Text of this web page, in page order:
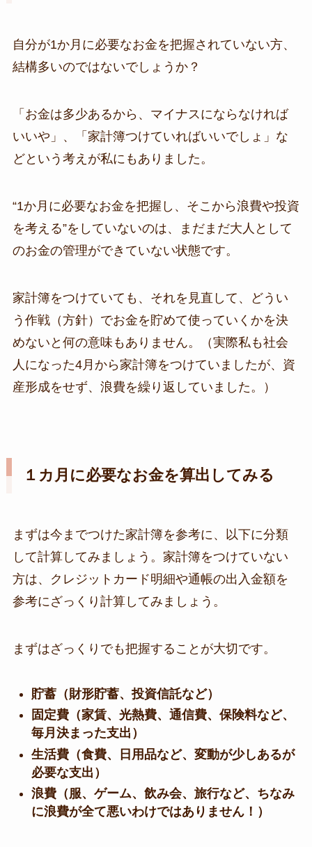
自分が1か月に必要なお金を把握されていない方、
結構多いのではないでしょうか？
「お金は多少あるから、マイナスにならなければ
いいや」、「家計簿つけていればいいでしょ」な
どという考えが私にもありました。
“1か月に必要なお金を把握し、そこから浪費や投資
を考える”をしていないのは、まだまだ大人として
のお金の管理ができていない状態です。
家計簿をつけていても、それを見直して、どうい
う作戦（方針）でお金を貯めて使っていくかを決
めないと何の意味もありません。（実際私も社会
人になった4月から家計簿をつけていましたが、資
産形成をせず、浪費を繰り返していました。）
１カ月に必要なお金を算出してみる
まずは今までつけた家計簿を参考に、以下に分類
して計算してみましょう。家計簿をつけていない
方は、クレジットカード明細や通帳の出入金額を
参考にざっくり計算してみましょう。
まずはざっくりでも把握することが大切です。
貯蓄（財形貯蓄、投資信託など）
固定費（家賃、光熱費、通信費、保険料など、
毎月決まった支出）
生活費（食費、日用品など、変動が少しあるが
必要な支出）
浪費（服、ゲーム、飲み会、旅行など、ちなみ
に浪費が全て悪いわけではありません！）